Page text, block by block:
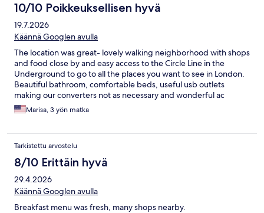
10/10 Poikkeuksellisen hyvä
19.7.2026
Käännä Googlen avulla
The location was great- lovely walking neighborhood with shops
and food close by and easy access to the Circle Line in the
Underground to go to all the places you want to see in London.
Beautiful bathroom, comfortable beds, useful usb outlets
making our converters not as necessary and wonderful ac
during the heat wave. We definitely want to come back for
another stay!
Marisa, 3 yön matka
Tarkistettu arvostelu
8/10 Erittäin hyvä
29.4.2026
Käännä Googlen avulla
Breakfast menu was fresh, many shops nearby.